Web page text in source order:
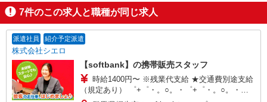
7件のこの求人と職種が同じ求人
派遣社員 紹介予定派遣
株式会社シエロ
【softbank】の携帯販売スタッフ
時給1400円〜 ※残業代支給 ★交通費別途支給
（規定あり） ゜+゜・。○。・゜+゜・。○。・゜